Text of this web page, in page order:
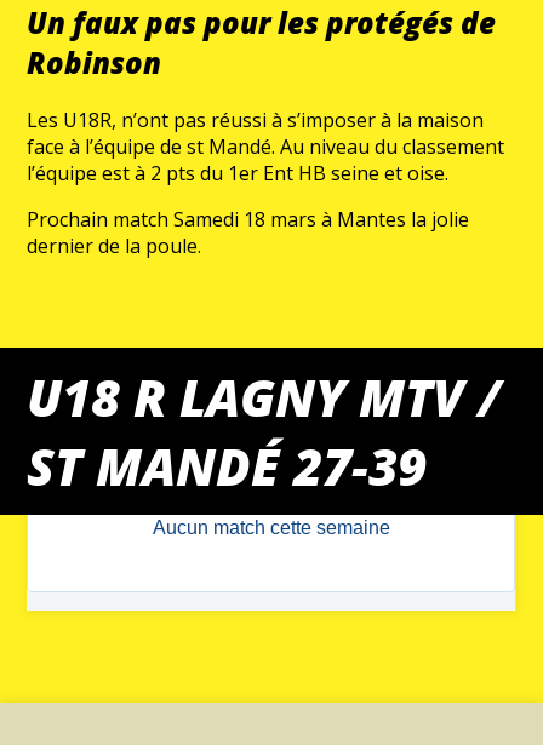
U18 R LAGNY MTV /
ST MANDÉ 27-39
Un faux pas pour les protégés de
Robinson
Les U18R, n’ont pas réussi à s’imposer à la maison
face à l’équipe de st Mandé. Au niveau du classement
l’équipe est à 2 pts du 1er Ent HB seine et oise.
Prochain match Samedi 18 mars à Mantes la jolie
dernier de la poule.
MATCHS DU WEEK-END